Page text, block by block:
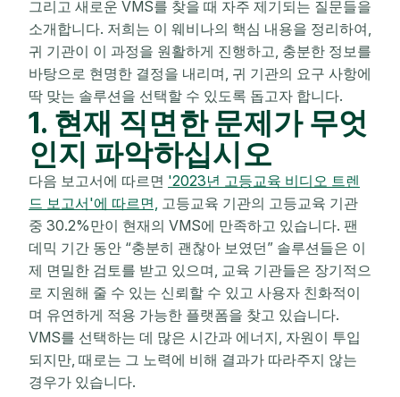
그리고 새로운 VMS를 찾을 때 자주 제기되는 질문들을
소개합니다. 저희는 이 웨비나의 핵심 내용을 정리하여,
귀 기관이 이 과정을 원활하게 진행하고, 충분한 정보를
바탕으로 현명한 결정을 내리며, 귀 기관의 요구 사항에
딱 맞는 솔루션을 선택할 수 있도록 돕고자 합니다.
1. 현재 직면한 문제가 무엇
인지 파악하십시오
다음 보고서에 따르면 '2023년 고등교육 비디오 트렌
드 보고서'에 따르면, 고등교육 기관의 고등교육 기관
중 30.2%만이 현재의 VMS에 만족하고 있습니다. 팬
데믹 기간 동안 “충분히 괜찮아 보였던” 솔루션들은 이
제 면밀한 검토를 받고 있으며, 교육 기관들은 장기적으
로 지원해 줄 수 있는 신뢰할 수 있고 사용자 친화적이
며 유연하게 적용 가능한 플랫폼을 찾고 있습니다.
VMS를 선택하는 데 많은 시간과 에너지, 자원이 투입
되지만, 때로는 그 노력에 비해 결과가 따라주지 않는
경우가 있습니다.